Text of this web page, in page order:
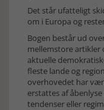
Det står ufatteligt
om i Europa og
Bogen består ud
mellemstore artikler
aktuelle
fleste lande og
overhovedet har
erstattes af
tendenser eller